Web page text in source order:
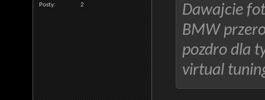
Posty
2
Dawajcie
BMW
pozdro dla
virtual